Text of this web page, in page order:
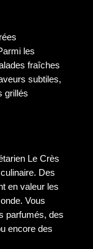
les
fraîches
subtiles,
grillés
Le Crès
Des
en valeur les
Vous
parfumés, des
encore des